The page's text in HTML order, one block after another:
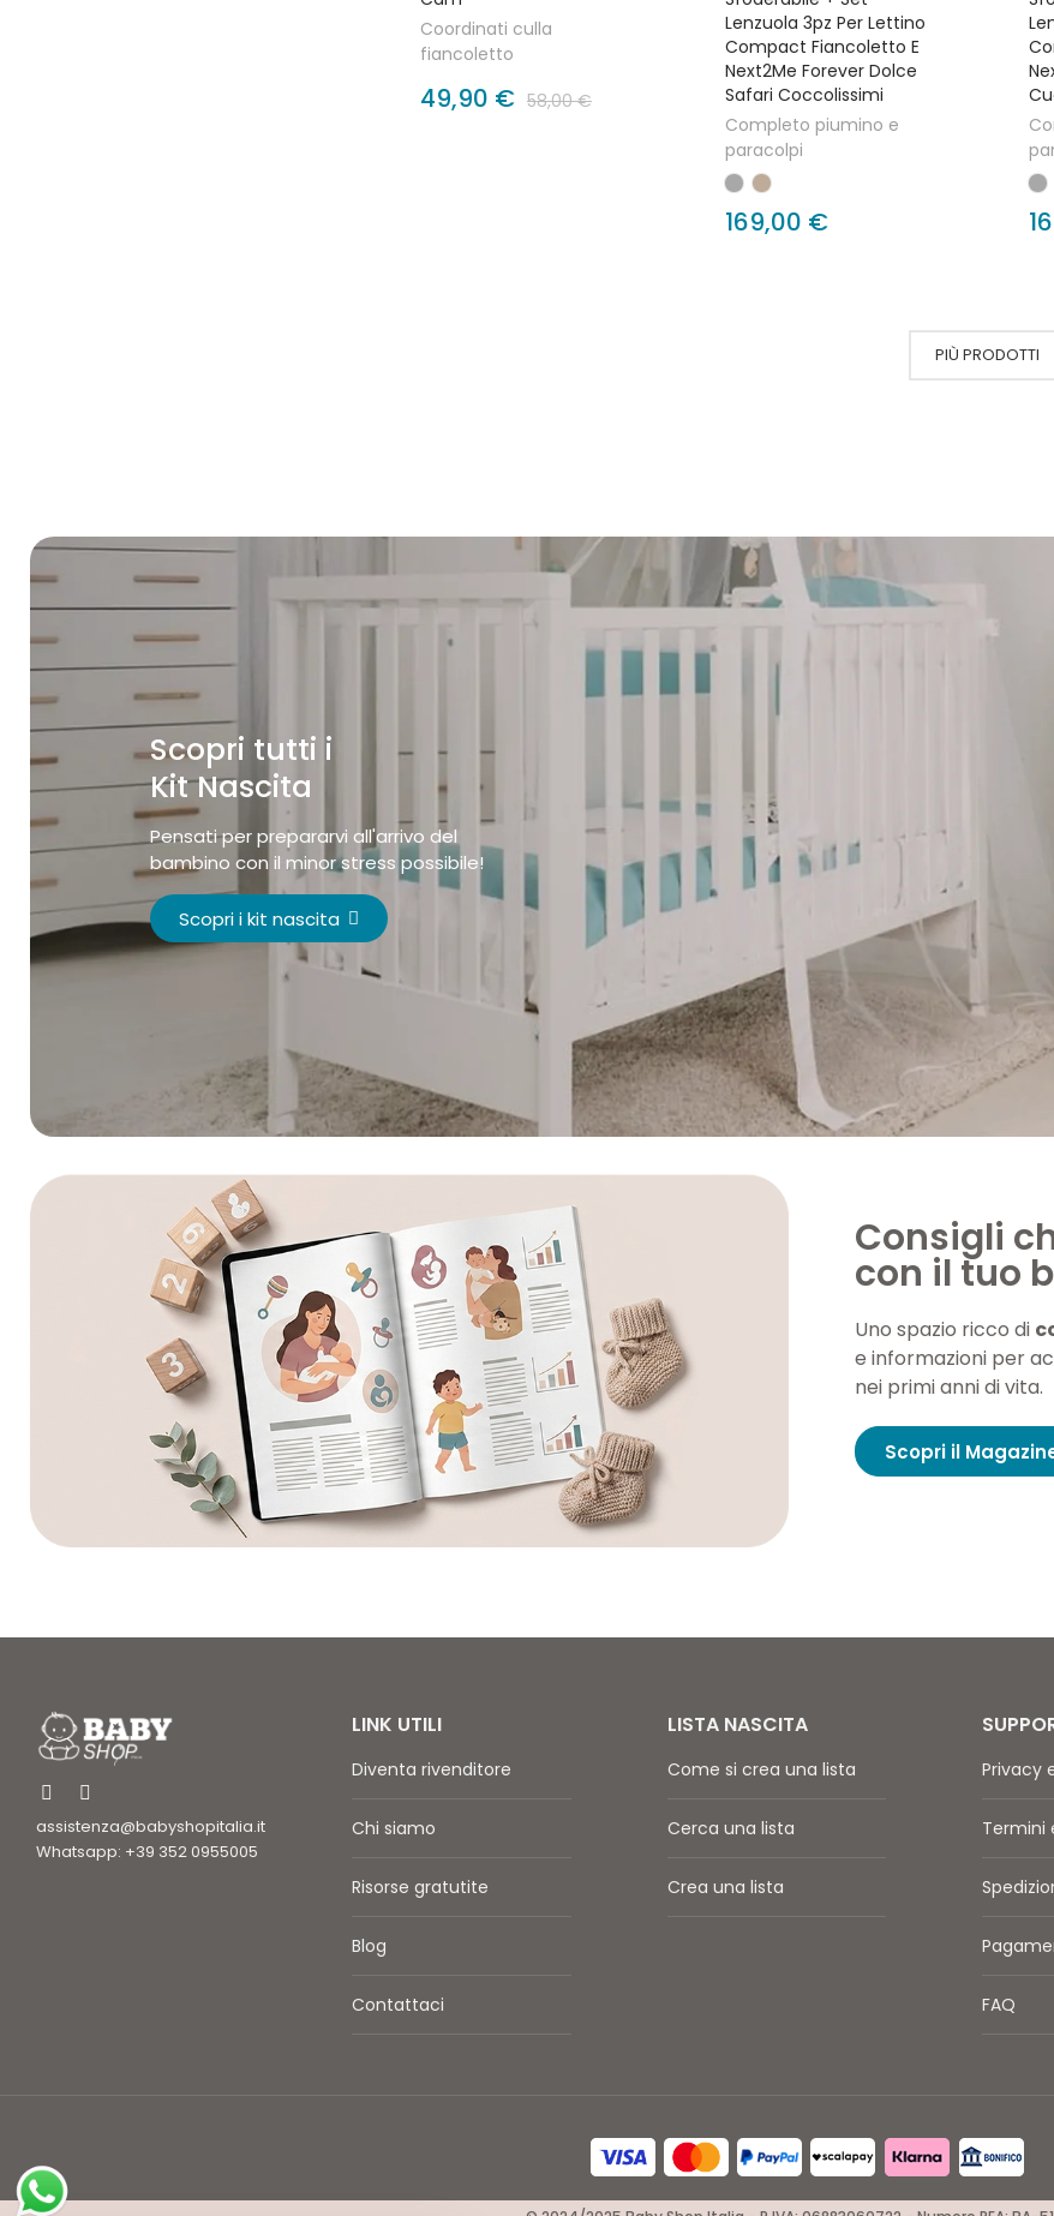
Coordinati culla
fiancoletto
49,90 € 58,00 €
Lenzuola 3pz Per Lettino
Compact Fiancoletto E
Next2Me Forever Dolce
Safari Coccolissimi
Completo piumino e
paracolpi
169,00 €
PIÙ PRODOTTI
Scopri tutti i
Kit Nascita
Pensati per prepararvi all'arrivo del
bambino con il minor stress possibile!
Scopri i kit nascita
Consigli
con il tuo
Uno spazio ricco di
e informazioni per
nei primi anni di vita.
Scopri il
assistenza@babyshopitalia.it
Whatsapp: +39 352 0955005
LINK UTILI
Diventa rivenditore
Chi siamo
Risorse gratutite
Blog
Contattaci
LISTA NASCITA
Come si crea una lista
Cerca una lista
Crea una lista
Privacy
Termini
FAQ